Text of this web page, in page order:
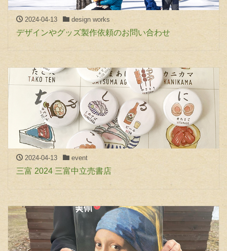
2024-04-13 design works
デザインやグッズ製作依頼のお問い合わせ
2024-04-13 event
三富 2024 三富中立売書店